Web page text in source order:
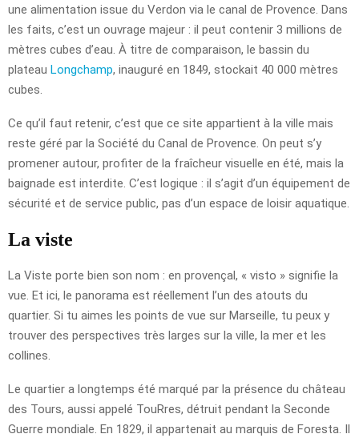
une alimentation issue du Verdon via le canal de Provence. Dans
les faits, c’est un ouvrage majeur : il peut contenir 3 millions de
mètres cubes d’eau. À titre de comparaison, le bassin du
plateau Longchamp, inauguré en 1849, stockait 40 000 mètres
cubes.
Ce qu’il faut retenir, c’est que ce site appartient à la ville mais
reste géré par la Société du Canal de Provence. On peut s’y
promener autour, profiter de la fraîcheur visuelle en été, mais la
baignade est interdite. C’est logique : il s’agit d’un équipement de
sécurité et de service public, pas d’un espace de loisir aquatique.
La viste
La Viste porte bien son nom : en provençal, « visto » signifie la
vue. Et ici, le panorama est réellement l’un des atouts du
quartier. Si tu aimes les points de vue sur Marseille, tu peux y
trouver des perspectives très larges sur la ville, la mer et les
collines.
Le quartier a longtemps été marqué par la présence du château
des Tours, aussi appelé TouRres, détruit pendant la Seconde
Guerre mondiale. En 1829, il appartenait au marquis de Foresta. Il